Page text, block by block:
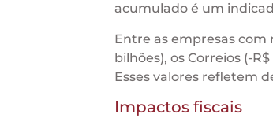
acumulado é um
Entre as empresas com
bilhões), os Correios (-
Esses valores refletem
Impactos fiscais